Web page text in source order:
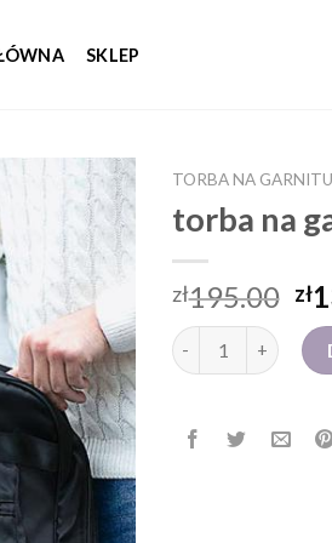
SKLEP
TORBA NA
torba na
zł195.00 zł
ilość torba na